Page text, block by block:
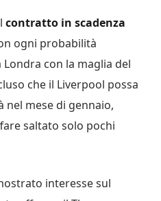
contratto in scadenza
ogni probabilità
con la maglia del
che il Liverpool possa
nel mese di gennaio,
saltato solo pochi
interesse sul